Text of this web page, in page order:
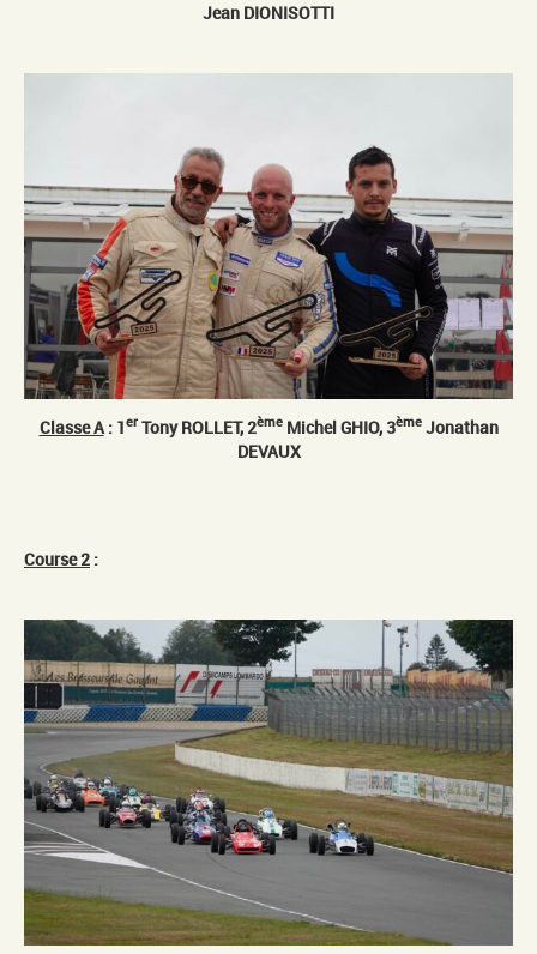
Jean DIONISOTTI
Classe A: 1er Tony ROLLET, 2ème Michel GHIO, 3ème Jonathan
DEVAUX
Course 2 :